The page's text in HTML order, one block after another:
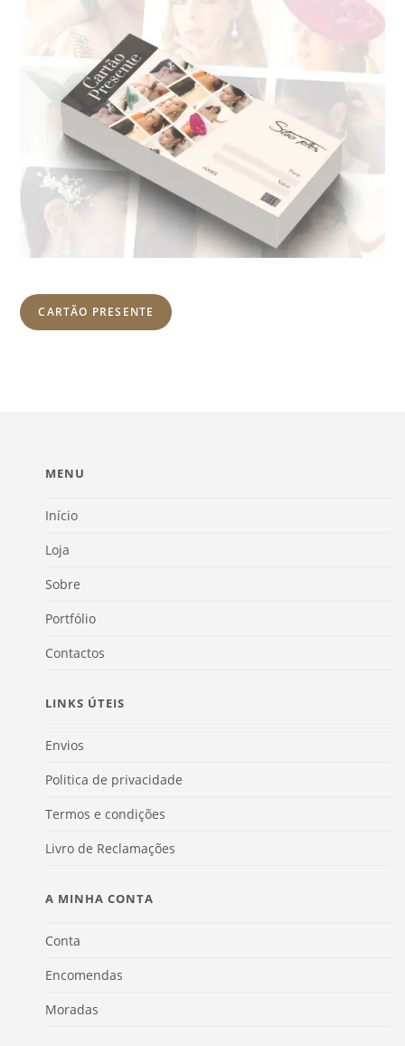
CARTÃO PRESENTE
MENU
Início
Loja
Sobre
Portfólio
Contactos
LINKS ÚTEIS
Envios
Politica de privacidade
Termos e condições
Livro de Reclamações
A MINHA CONTA
Conta
Encomendas
Moradas